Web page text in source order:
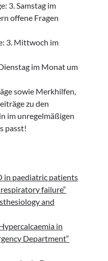
3. Samstag im
offene Fragen
3. Mittwoch im
im Monat um
sowie Merkhilfen,
zu den
im unregelmäßigen
passt!
in paediatric patients
failure“
and
in
Department“